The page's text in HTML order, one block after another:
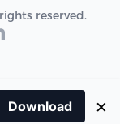
reserved.
Download ×